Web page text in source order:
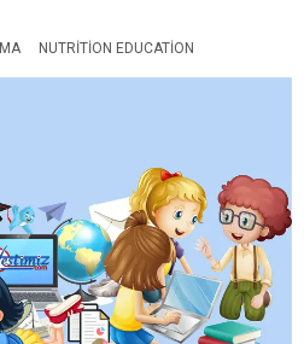
NUTRITION EDUCATION